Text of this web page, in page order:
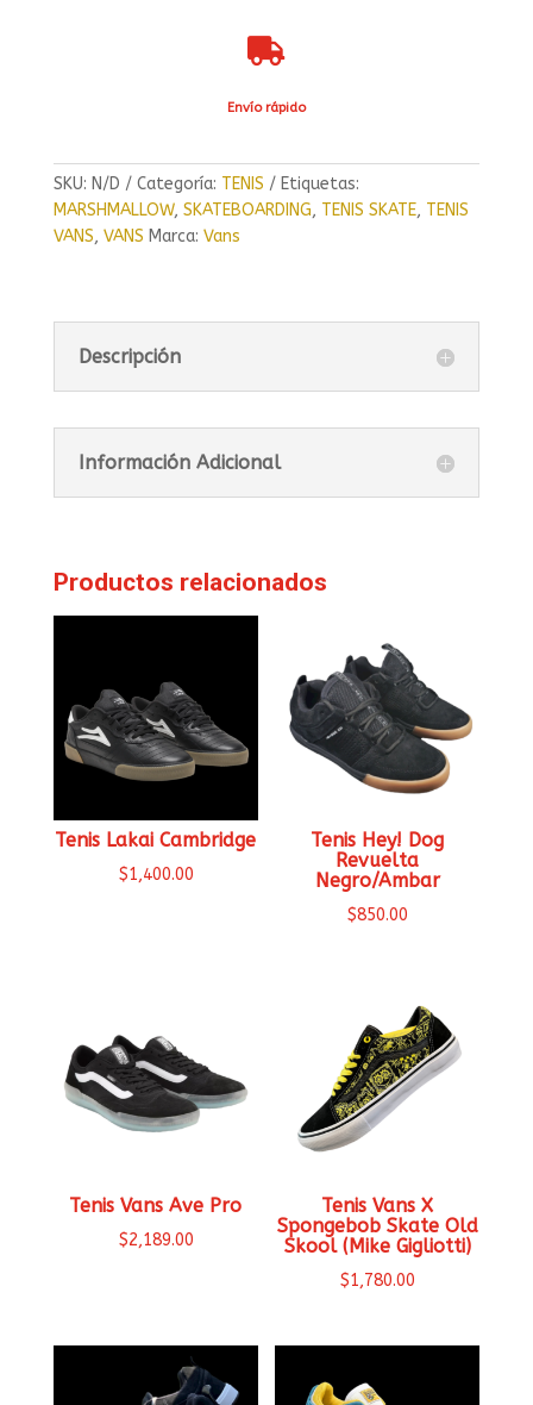

Envío rápido
SKU: N/D Categoría: TENIS
Etiquetas:
MARSHMALLOW, SKATEBOARDING, TENIS SKATE, TENIS
VANS, VANS Marca: Vans
Descripción
Información Adicional
Productos relacionados
Tenis Lakai Cambridge
$1,400.00
Tenis Hey! Dog
Revuelta
Negro/Ambar
$850.00
Tenis Vans Ave Pro
$2,189.00
Tenis Vans X
Spongebob Skate Old
Skool (Mike Gigliotti)
$1,780.00